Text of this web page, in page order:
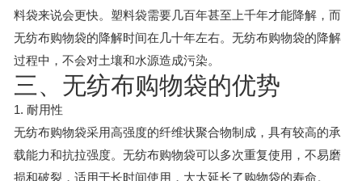
料袋来说会更快。塑料袋需要几百年甚至上千年才能降解，而
无纺布购物袋的降解时间在几十年左右。无纺布购物袋的降解
过程中，不会对土壤和水源造成污染。
三、无纺布购物袋的优势
1. 耐用性
无纺布购物袋采用高强度的纤维状聚合物制成，具有较高的承
载能力和抗拉强度。无纺布购物袋可以多次重复使用，不易磨
损和破裂，适用于长时间使用，大大延长了购物袋的寿命。